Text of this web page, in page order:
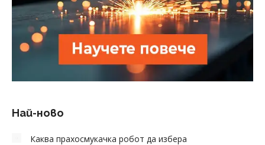
Най-ново
Каква прахосмукачка робот да избера